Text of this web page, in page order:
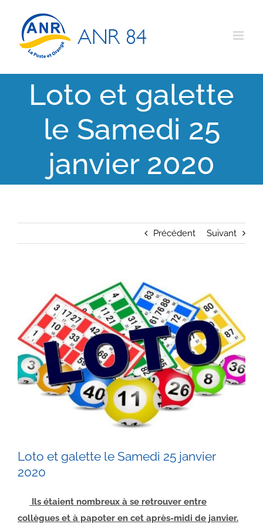
contenu
Loto et galette
le Samedi 25
janvier 2020
Précédent Suivant
l'image
agrandie
Loto et galette le Samedi 25 janvier
2020
Ils étaient nombreux à se retrouver entre
collègues et à papoter en cet après-midi de janvier.